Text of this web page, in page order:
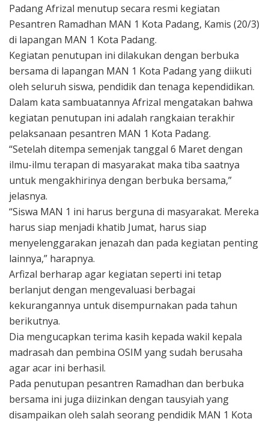
Padang Afrizal menutup secara resmi kegiatan
Pesantren Ramadhan MAN 1 Kota Padang, Kamis (20/3)
di lapangan MAN 1 Kota Padang.
Kegiatan penutupan ini dilakukan dengan berbuka
bersama di lapangan MAN 1 Kota Padang yang diikuti
oleh seluruh siswa, pendidik dan tenaga kependidikan.
Dalam kata sambuatannya Afrizal mengatakan bahwa
kegiatan penutupan ini adalah rangkaian terakhir
pelaksanaan pesantren MAN 1 Kota Padang.
“Setelah ditempa semenjak tanggal 6 Maret dengan
ilmu-ilmu terapan di masyarakat maka tiba saatnya
untuk mengakhirinya dengan berbuka bersama,”
jelasnya.
“Siswa MAN 1 ini harus berguna di masyarakat. Mereka
harus siap menjadi khatib Jumat, harus siap
menyelenggarakan jenazah dan pada kegiatan penting
lainnya,” harapnya.
Arfizal berharap agar kegiatan seperti ini tetap
berlanjut dengan mengevaluasi berbagai
kekurangannya untuk disempurnakan pada tahun
berikutnya.
Dia mengucapkan terima kasih kepada wakil kepala
madrasah dan pembina OSIM yang sudah berusaha
agar acar ini berhasil.
Pada penutupan pesantren Ramadhan dan berbuka
bersama ini juga diizinkan dengan tausyiah yang
disampaikan oleh salah seorang pendidik MAN 1 Kota